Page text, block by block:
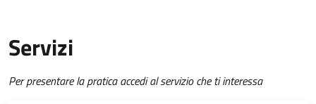
Servizi
Per presentare la pratica accedi al servizio che ti interessa